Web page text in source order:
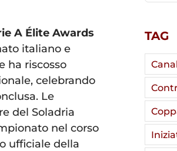
A Élite Awards
italiano e
ha riscosso
celebrando
Le
del Soladria
nel corso
ufficiale della
TAG